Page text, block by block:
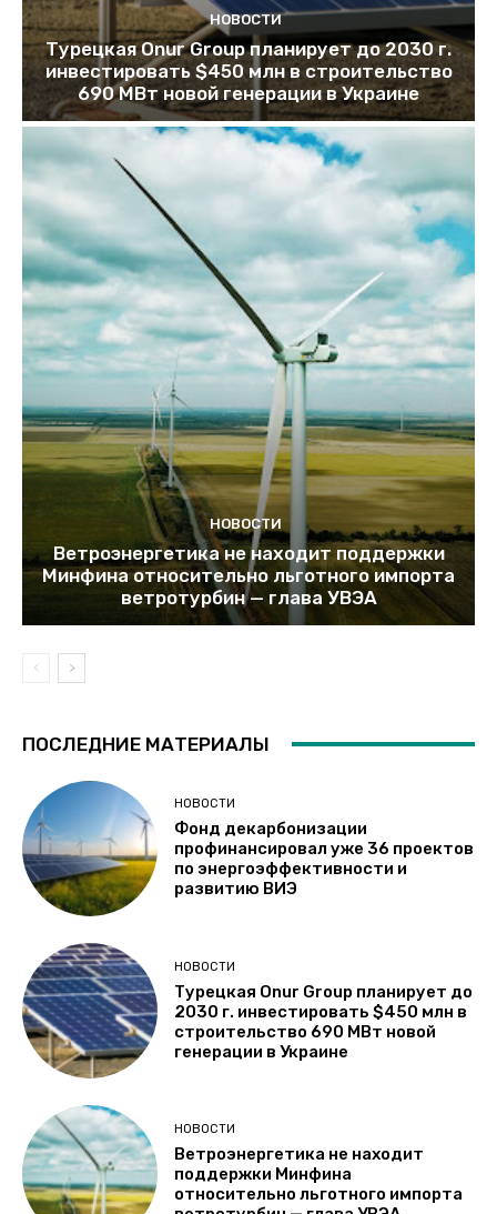
НОВОСТИ
Турецкая Onur Group планирует до 2030 г.
инвестировать $450 млн в строительство
690 МВт новой генерации в Украине
НОВОСТИ
Ветроэнергетика не находит поддержки
Минфина относительно льготного импорта
ветротурбин — глава УВЭА
ПОСЛЕДНИЕ МАТЕРИАЛЫ
НОВОСТИ
Фонд декарбонизации
профинансировал уже 36 проектов
по энергоэффективности и
развитию ВИЭ
НОВОСТИ
Турецкая Onur Group планирует до
2030 г. инвестировать $450 млн в
строительство 690 МВт новой
генерации в Украине
НОВОСТИ
Ветроэнергетика не находит
поддержки Минфина
относительно льготного импорта